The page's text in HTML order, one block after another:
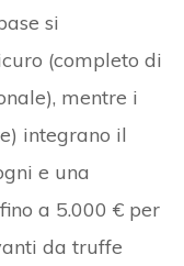
si
(completo di
mentre i
integrano il
e una
a 5.000 € per
da truffe